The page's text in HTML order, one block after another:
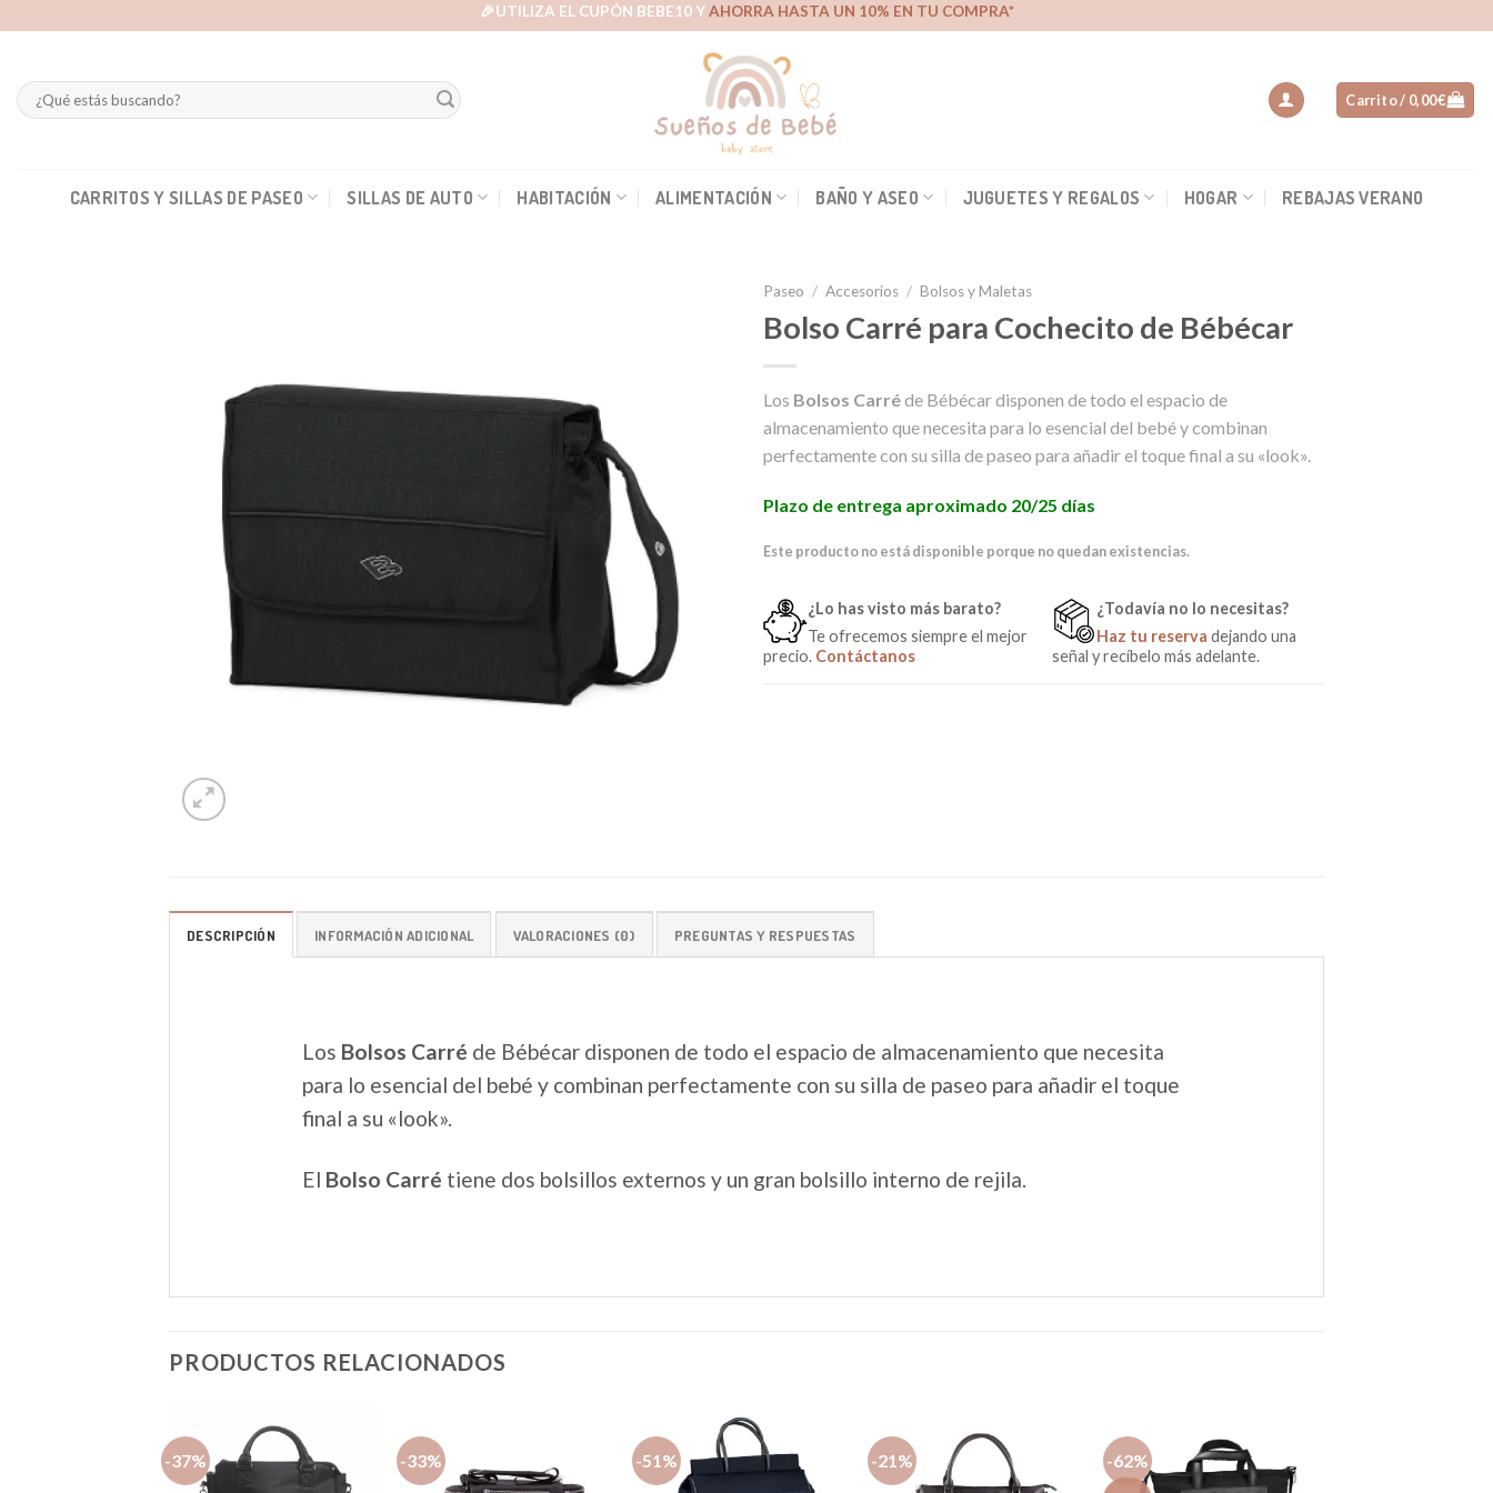
🎉UTILIZA EL CUPÓN BEBE10 YAHORRA HASTA UN 10% EN TU COMPRA*
Buscar
por:
Carrito / 0,00€
CARRITOS Y SILLAS DE PASEO SILLAS DE AUTO HABITACIÓN ALIMENTACIÓN BAÑO Y ASEO JUGUETES Y REGALOS HOGAR REBAJAS VERANO
Paseo / Accesorios / Bolsos y Maletas
Bolso Carré para Cochecito de Bébécar
Los Bolsos Carréde Bébécar disponen de todo el espacio de
almacenamiento que necesita para lo esencial del bebé y combinan
perfectamente con su silla de paseo para añadir el toque final a su «look».
Plazo de entrega aproximado 20/25 días
Este producto no está disponible porque no quedan existencias.
¿Lo has visto más barato?
Te ofrecemos siempre el mejor
precio. Contáctanos
¿Todavía no lo necesitas?
Haz tu reserva dejando una
señal y recíbelo más adelante.
DESCRIPCIÓN INFORMACIÓN ADICIONAL VALORACIONES (0) PREGUNTAS Y RESPUESTAS
Los Bolsos Carré de Bébécar disponen de todo el espacio de almacenamiento que necesita
para lo esencial del bebé y combinan perfectamente con su silla de paseo para añadir el toque
final a su «look».
El Bolso Carré tiene dos bolsillos externos y un gran bolsillo interno de rejila.
PRODUCTOS RELACIONADOS
-37% -33% -51% -21% -62%